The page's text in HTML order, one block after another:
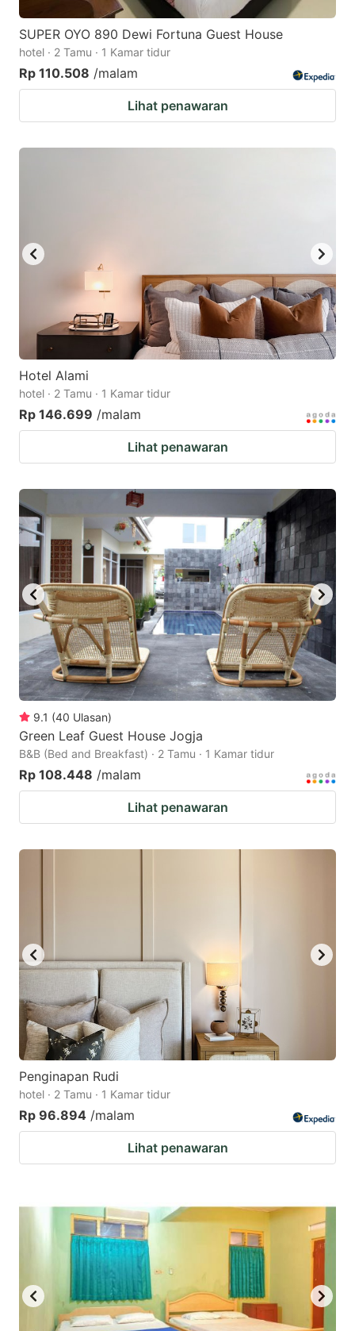
SUPER OYO 890 Dewi Fortuna Guest House
hotel · 2 Tamu · 1 Kamar tidur
Rp 110.508 /malam
Lihat penawaran
Hotel Alami
hotel · 2 Tamu · 1 Kamar tidur
Rp 146.699 /malam
Lihat penawaran
9.1 (40 Ulasan)
Green Leaf Guest House Jogja
B&B (Bed and Breakfast) · 2 Tamu · 1 Kamar tidur
Rp 108.448 /malam
Lihat penawaran
Penginapan Rudi
hotel · 2 Tamu · 1 Kamar tidur
Rp 96.894 /malam
Lihat penawaran